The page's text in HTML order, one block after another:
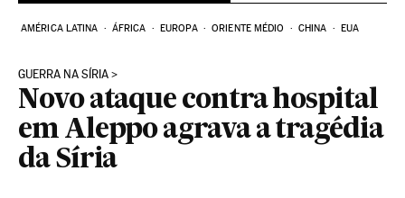
AMÉRICA LATINA ÁFRICA EUROPA ORIENTE MÉDIO CHINA EUA
GUERRA NA SÍRIA
Novo ataque contra hospital
em Aleppo agrava a tragédia
da Síria